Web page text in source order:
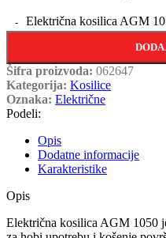
Električna kosilica AGM
Šifra proizvoda: 062647
Kategorija: Kosilice
Oznaka: Električne
Podeli:
Opis
Dodatne informacije
Karakteristike
Opis
Električna kosilica AGM 1050